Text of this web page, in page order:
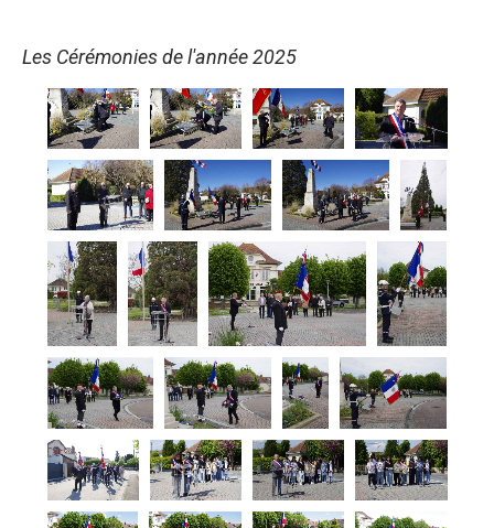
Les Cérémonies de l'année 2025